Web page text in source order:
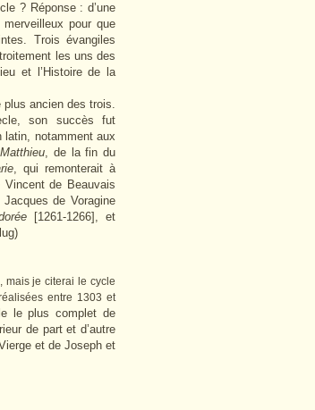
? Réponse : d’une
pour que
Trois évangiles
les uns des
et l’Histoire de la
ancien des trois.
son succès fut
latin, notamment aux
, de la fin du
, qui remonterait à
Vincent de Beauvais
de Voragine
[1261-1266], et
mais je citerai le cycle
entre 1303 et
le plus complet de
de part et d’autre
et de Joseph et